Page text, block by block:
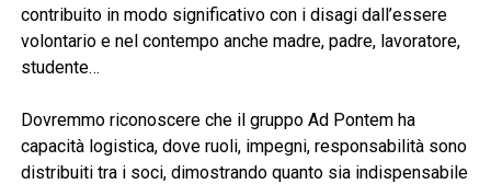
contribuito in modo significativo con i disagi dall’essere
volontario e nel contempo anche madre, padre, lavoratore,
studente…
Dovremmo riconoscere che il gruppo Ad Pontem ha
capacità logistica, dove ruoli, impegni, responsabilità sono
distribuiti tra i soci, dimostrando quanto sia indispensabile